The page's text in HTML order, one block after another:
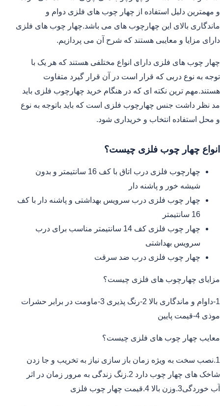
و مهمترین دلیل استفاده از چهار چوب های فلزی دوام و
ماندگاری بالای این چهارچوب های می باشد.چهار چوب های فلزی
دارای مزایا و معایبی هستند که شرح آن می پردازیم.
چهار چوب های فلزی دارای انواع مختلفی هستند که هر یک با
توجه به نوع دربی که قرار است در آن قرار گیرد متفاوت
هستند.مهم ترین نکته ای که در هنگام خرید چهارچوب فلزی باید
مد نظر داشت جنس چهارچوب فلزی است که باید باتوجه به نوع
و محل استفاده انتخاب و خریداری شود.
انواع چهار چوب فلزی چیست؟
چهارچوب فلزی درب اتاق با کف 16 سانتیمتر و بدون
شیشه خور و پاشنه دار
چهار چوب فلزی درب سرویس بهداشتی و پاشنه دار با کف
16 سانتیمتر
چهار چوب فلزی کف 14 سانتیمتر مناسب برای درب
سرویس بهداشتی
چهار چوب فلزی درب ضد سرقت
مزایای چهارچوب های فلزی چیست؟
1-داوام و ماندگاری بالا 2-رنگ پذیری 3-ماومت در برابر حشرات
موذی 4-قیمت پایین
معایب چهار چوب های فلزی چیست؟
1.نصب سخت به ویژه زمان باز سازی نیاز به تخریب و جا زدن
شاخک های چهار چوب دارد 2.زنگ زندگی به مرور زمان در اثر
آب خوردگی3.وزن بالا 4.قیمت چهار چوب فلزی